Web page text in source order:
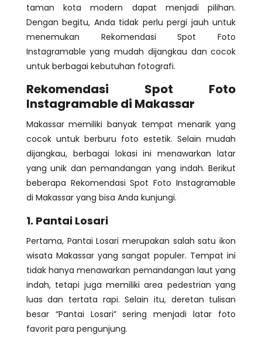
taman kota modern dapat menjadi pilihan.
Dengan begitu, Anda tidak perlu pergi jauh untuk
menemukan Rekomendasi Spot Foto
Instagramable yang mudah dijangkau dan cocok
untuk berbagai kebutuhan fotografi.
Rekomendasi Spot Foto
Instagramable di Makassar
Makassar memiliki banyak tempat menarik yang
cocok untuk berburu foto estetik. Selain mudah
dijangkau, berbagai lokasi ini menawarkan latar
yang unik dan pemandangan yang indah. Berikut
beberapa Rekomendasi Spot Foto Instagramable
di Makassar yang bisa Anda kunjungi.
1. Pantai Losari
Pertama, Pantai Losari merupakan salah satu ikon
wisata Makassar yang sangat populer. Tempat ini
tidak hanya menawarkan pemandangan laut yang
indah, tetapi juga memiliki area pedestrian yang
luas dan tertata rapi. Selain itu, deretan tulisan
besar “Pantai Losari” sering menjadi latar foto
favorit para pengunjung.